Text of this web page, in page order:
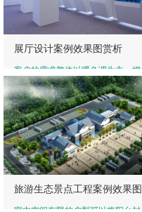
展厅设计案例效果图赏析
客户的需求整体以暖色调为主，增
添其温馨的氛围，简洁的造型设计
放大整体空间感，整体色调以时下
百搭的黄色为主，使整个空间更加
旅游生态景点工程案例效果图